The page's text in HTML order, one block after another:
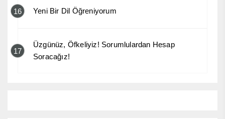
16 Yeni Bir Dil Öğreniyorum
17
Üzgünüz, Öfkeliyiz! Sorumlulardan Hesap
Soracağız!